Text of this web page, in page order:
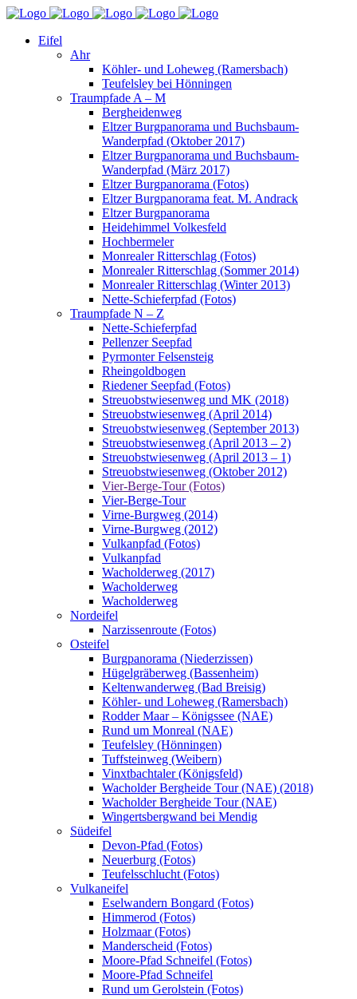
Eifel
Ahr
Köhler- und Loheweg (Ramersbach)
Teufelsley bei Hönningen
Traumpfade A – M
Bergheidenweg
Eltzer Burgpanorama und Buchsbaum-
Wanderpfad (Oktober 2017)
Eltzer Burgpanorama und Buchsbaum-
Wanderpfad (März 2017)
Eltzer Burgpanorama (Fotos)
Eltzer Burgpanorama feat. M. Andrack
Eltzer Burgpanorama
Heidehimmel Volkesfeld
Hochbermeler
Monrealer Ritterschlag (Fotos)
Monrealer Ritterschlag (Sommer 2014)
Monrealer Ritterschlag (Winter 2013)
Nette-Schieferpfad (Fotos)
Traumpfade N – Z
Nette-Schieferpfad
Pellenzer Seepfad
Pyrmonter Felsensteig
Rheingoldbogen
Riedener Seepfad (Fotos)
Streuobstwiesenweg und MK (2018)
Streuobstwiesenweg (April 2014)
Streuobstwiesenweg (September 2013)
Streuobstwiesenweg (April 2013 – 2)
Streuobstwiesenweg (April 2013 – 1)
Streuobstwiesenweg (Oktober 2012)
Vier-Berge-Tour (Fotos)
Vier-Berge-Tour
Virne-Burgweg (2014)
Virne-Burgweg (2012)
Vulkanpfad (Fotos)
Vulkanpfad
Wacholderweg (2017)
Wacholderweg
Wacholderweg
Nordeifel
Narzissenroute (Fotos)
Osteifel
Burgpanorama (Niederzissen)
Hügelgräberweg (Bassenheim)
Keltenwanderweg (Bad Breisig)
Köhler- und Loheweg (Ramersbach)
Rodder Maar – Königssee (NAE)
Rund um Monreal (NAE)
Teufelsley (Hönningen)
Tuffsteinweg (Weibern)
Vinxtbachtaler (Königsfeld)
Wacholder Bergheide Tour (NAE) (2018)
Wacholder Bergheide Tour (NAE)
Wingertsbergwand bei Mendig
Südeifel
Devon-Pfad (Fotos)
Neuerburg (Fotos)
Teufelsschlucht (Fotos)
Vulkaneifel
Eselwandern Bongard (Fotos)
Himmerod (Fotos)
Holzmaar (Fotos)
Manderscheid (Fotos)
Moore-Pfad Schneifel (Fotos)
Moore-Pfad Schneifel
Rund um Gerolstein (Fotos)